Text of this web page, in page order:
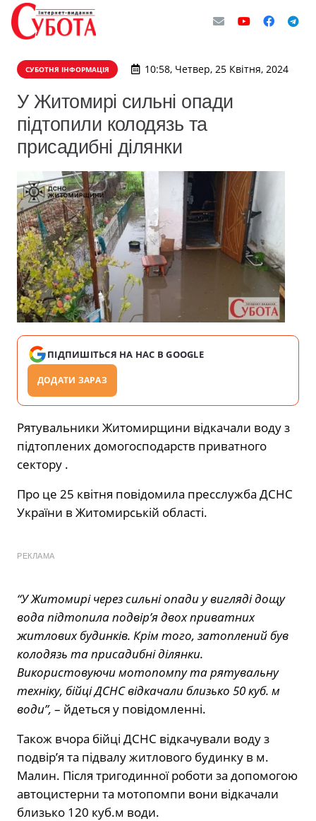
СУБОТНЯ ІНФОРМАЦІЯ 10:58, Четвер, 25 Квітня, 2024
У Житомирі сильні опади
підтопили колодязь та
присадибні ділянки
ПІДПИШІТЬСЯ НА НАС В GOOGLE
ДОДАТИ ЗАРАЗ
Рятувальники Житомирщини відкачали воду з
підтоплених домогосподарств приватного
сектору .
Про це 25 квітня повідомила пресслужба ДСНС
України в Житомирській області.
РЕКЛАМА
“У Житомирі через сильні опади у вигляді дощу
вода підтопила подвір’я двох приватних
житлових будинків. Крім того, затоплений був
колодязь та присадибні ділянки.
Використовуючи мотопомпу та рятувальну
техніку, бійці ДСНС відкачали близько 50 куб. м
води”, – йдеться у повідомленні.
Також вчора бійці ДСНС відкачували воду з
подвір’я та підвалу житлового будинку в м.
Малин. Після тригодинної роботи за допомогою
автоцистерни та мотопомпи вони відкачали
близько 120 куб.м води.